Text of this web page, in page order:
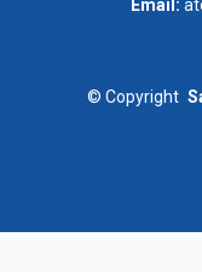
Email:
© Copyright